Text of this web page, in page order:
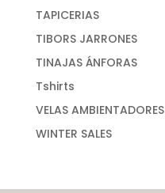
TAPICERIAS
TIBORS JARRONES
TINAJAS ÁNFORAS
Tshirts
VELAS AMBIENTADORES
WINTER SALES